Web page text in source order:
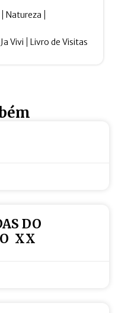
Natureza
Vivi Livro de Visitas
DO
XX